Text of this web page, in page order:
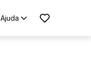
Ajuda